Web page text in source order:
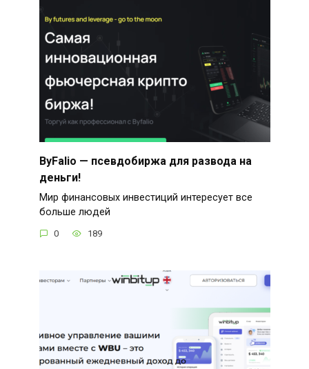
ByFalio — псевдобиржа для развода на
деньги!
Мир финансовых инвестиций интересует все
больше людей
0 189